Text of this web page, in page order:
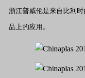
浙江普威伦是来自比利
品上的应用。